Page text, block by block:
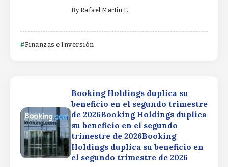
By Rafael Martín F.
Finanzas e Inversión
Booking Holdings duplica su
beneficio en el segundo trimestre
de 2026Booking Holdings duplica
su beneficio en el segundo
trimestre de 2026Booking
Holdings duplica su beneficio en
el segundo trimestre de 2026